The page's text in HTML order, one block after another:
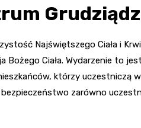
Najświętszego Ciała i
Bożego Ciała. Wydarzenie to
którzy uczestniczą
zarówno